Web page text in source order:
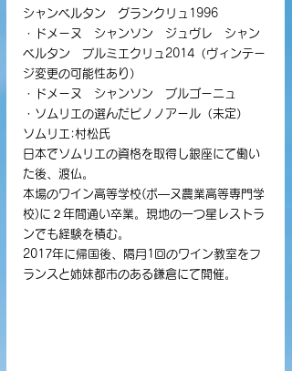
シャンベルタン　グランクリュ1996
・ドメーヌ　シャンソン　ジュヴレ　シャン
ベルタン　プルミエクリュ2014（ヴィンテー
ジ変更の可能性あり）
・ドメーヌ　シャンソン　ブルゴーニュ
・ソムリエの選んだピノノアール（未定）
ソムリエ:村松氏
日本でソムリエの資格を取得し銀座にて働い
た後、渡仏。
本場のワイン高等学校(ボ―ヌ農業高等専門学
校)に２年間通い卒業。現地の一つ星レストラ
ンでも経験を積む。
2017年に帰国後、隔月1回のワイン教室をフ
ランスと姉妹都市のある鎌倉にて開催。